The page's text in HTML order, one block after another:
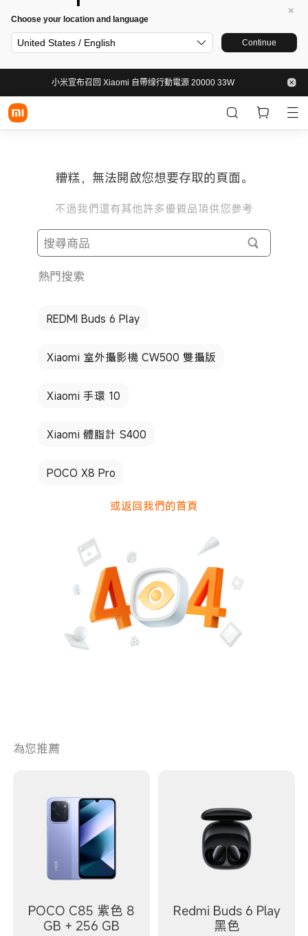
Choose your location and language
United States / English Continue
小米宣布召回 Xiaomi 自帶缐行動電源 20000 33W
糟糕，無法開啟您想要存取的頁面。
不過我們還有其他許多優質品項供您參考
熱門搜索
REDMI Buds 6 Play
Xiaomi 室外攝影機 CW500 雙攝版
Xiaomi 手環 10
Xiaomi 體脂計 S400
POCO X8 Pro
或返回我們的首頁
為您推薦
POCO C85 紫色 8
GB + 256 GB
Redmi Buds 6 Play
黑色